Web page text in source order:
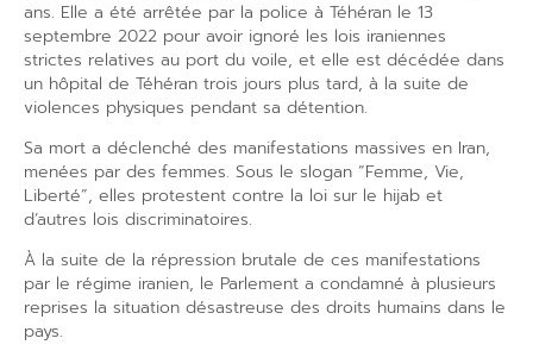
ans. Elle a été arrêtée par la police à Téhéran le 13
septembre 2022 pour avoir ignoré les lois iraniennes
strictes relatives au port du voile, et elle est décédée dans
un hôpital de Téhéran trois jours plus tard, à la suite de
violences physiques pendant sa détention.
Sa mort a déclenché des manifestations massives en Iran,
menées par des femmes. Sous le slogan “Femme, Vie,
Liberté”, elles protestent contre la loi sur le hijab et
d’autres lois discriminatoires.
À la suite de la répression brutale de ces manifestations
par le régime iranien, le Parlement a condamné à plusieurs
reprises la situation désastreuse des droits humains dans le
pays.